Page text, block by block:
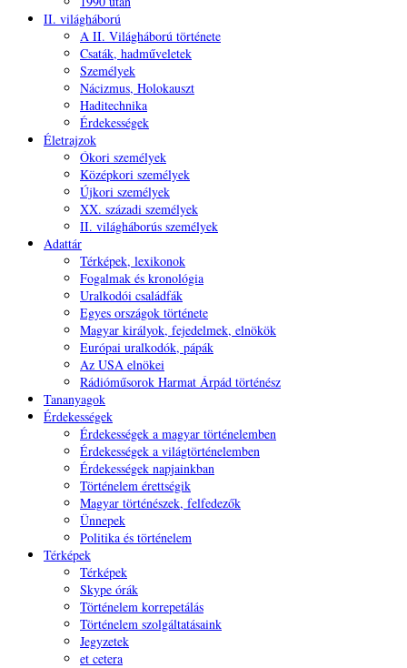
II. világháború
A II. Világháború története
Csaták, hadműveletek
Személyek
Nácizmus, Holokauszt
Haditechnika
Érdekességek
Életrajzok
Ókori személyek
Középkori személyek
Újkori személyek
XX. századi személyek
II. világháborús személyek
Adattár
Térképek, lexikonok
Fogalmak és kronológia
Uralkodói családfák
Egyes országok története
Magyar királyok, fejedelmek, elnökök
Európai uralkodók, pápák
Az USA elnökei
Rádióműsorok Harmat Árpád történész
Tananyagok
Érdekességek
Érdekességek a magyar történelemben
Érdekességek a világtörténelemben
Érdekességek napjainkban
Történelem érettségik
Magyar történészek, felfedezők
Ünnepek
Politika és történelem
Térképek
Térképek
Skype órák
Történelem korrepetálás
Történelem szolgáltatásaink
Jegyzetek
et cetera